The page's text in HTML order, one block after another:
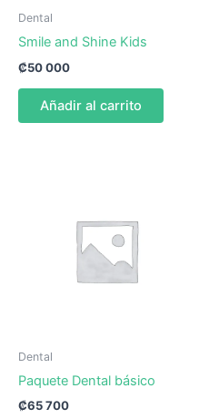
Dental
Smile and Shine Kids
₡50 000
Añadir al carrito
Dental
Paquete Dental básico
₡65 700